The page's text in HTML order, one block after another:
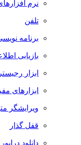
نرم افزارهای
تلفن
برنامه نویسی
بازیابی اطلاعات
ابزار رجیستری
ابزارهای مفید
ویرایشگر متن
قفل گذار
دانلود درایور